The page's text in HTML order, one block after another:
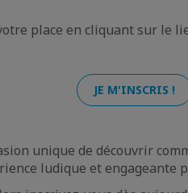
place en cliquant sur le
JE M'INSCRIS !
unique de découvrir
ludique et engageante